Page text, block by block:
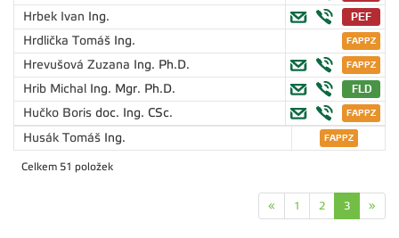
Hrbek Ivan Ing.
Hrdlička Tomáš Ing.
Hrevušová Zuzana Ing. Ph.D.
Hrib Michal Ing. Mgr. Ph.D.
Hučko Boris doc. Ing. CSc.
Husák Tomáš Ing.
Celkem 51 položek
« 1 2 3 »